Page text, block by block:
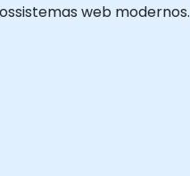
web modernos.